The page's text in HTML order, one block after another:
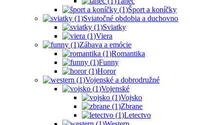
Šport a koníčky
Sviatočné obdobia a duchovno
Sviatky
Viera
Zábava a emócie
Romantika
Funny
Horor
Vojenské a dobrodružné
Vojenské
Vojsko
Zbrane
Letectvo